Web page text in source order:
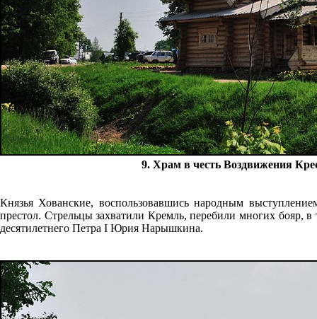
9. Храм в честь Воздвижения
Князья Хованские, воспользовавшись народным
престол. Стрельцы захватили Кремль, перебили многих бояр,
десятилетнего Петра I Юрия Нарышкина.